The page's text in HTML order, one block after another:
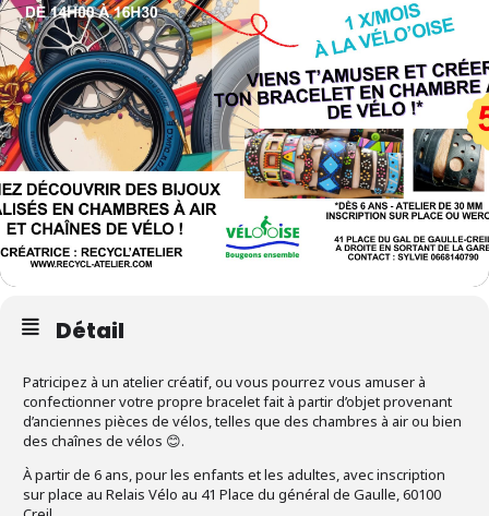
Détail
Patricipez à un atelier créatif, ou vous pourrez vous amuser à
confectionner votre propre bracelet fait à partir d’objet provenant
d’anciennes pièces de vélos, telles que des chambres à air ou bien
des chaînes de vélos 😊.
À partir de 6 ans, pour les enfants et les adultes, avec inscription
sur place au Relais Vélo au 41 Place du général de Gaulle, 60100